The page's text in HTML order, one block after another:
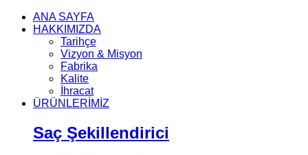
ANA SAYFA
HAKKIMIZDA
Tarihçe
Vizyon & Misyon
Fabrika
Kalite
İhracat
ÜRÜNLERİMİZ
Saç Şekillendirici